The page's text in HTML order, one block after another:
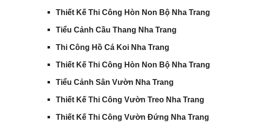
Thiết Kế Thi Công Hòn Non Bộ Nha Trang
Tiểu Cảnh Cầu Thang Nha Trang
Thi Công Hồ Cá Koi Nha Trang
Thiết Kế Thi Công Hòn Non Bộ Nha Trang
Tiểu Cảnh Sân Vườn Nha Trang
Thiết Kế Thi Công Vườn Treo Nha Trang
Thiết Kế Thi Công Vườn Đứng Nha Trang